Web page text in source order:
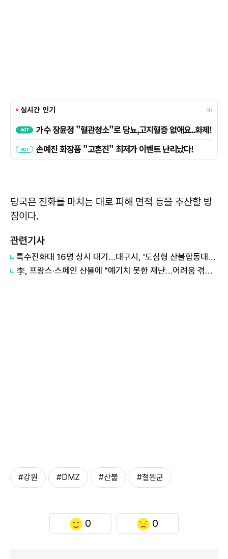
당국은 진화를 마치는 대로 피해 면적 등을 추산할 방
침이다.
관련기사
특수진화대 16명 상시 대기…대구시, '도심형 산불합동대응센터 11월' 가동
李, 프랑스·스페인 산불에 "예기치 못한 재난…어려움 겪는 모든 분께 위로"
#강원 #DMZ #산불 #철원군
0 0